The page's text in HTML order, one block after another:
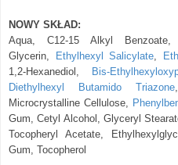
NOWY SKŁAD:
Aqua, C12-15 Alkyl Benzoate,
Glycerin,
Ethylhexyl Salicylate
1,2-Hexanediol,
Bis-
Diethylhexyl Butamido Triazone
Microcrystalline Cellulose,
Gum, Cetyl Alcohol, Glyceryl
Tocopheryl Acetate,
Gum, Tocopherol